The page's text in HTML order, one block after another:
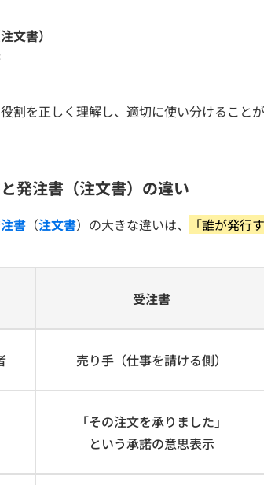
文書）
割を正しく理解し、適切に使い分けること
発注書（注文書）の違い
書 （注文書）の大きな違いは、 「誰が発行
受注書
売り手（仕事を請ける側）
「その注文を承りました」
という承諾の意思表示